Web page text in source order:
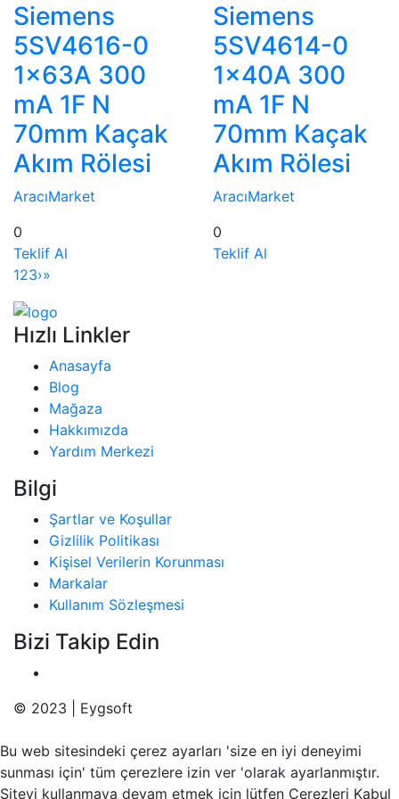
Siemens
5SV4616-0
1x63A 300
mA 1F N
70mm Kaçak
Akım Rölesi
AracıMarket
0
Teklif Al
Siemens
5SV4614-0
1x40A 300
mA 1F N
70mm Kaçak
Akım Rölesi
AracıMarket
0
Teklif Al
123›»
Hızlı Linkler
Anasayfa
Blog
Mağaza
Hakkımızda
Yardım Merkezi
Bilgi
Şartlar ve Koşullar
Gizlilik Politikası
Kişisel Verilerin Korunması
Markalar
Kullanım Sözleşmesi
Bizi Takip Edin
© 2023 | Eygsoft
Bu web sitesindeki çerez ayarları 'size en iyi deneyimi
sunması için' tüm çerezlere izin ver 'olarak ayarlanmıştır.
Siteyi kullanmaya devam etmek için lütfen Çerezleri Kabul